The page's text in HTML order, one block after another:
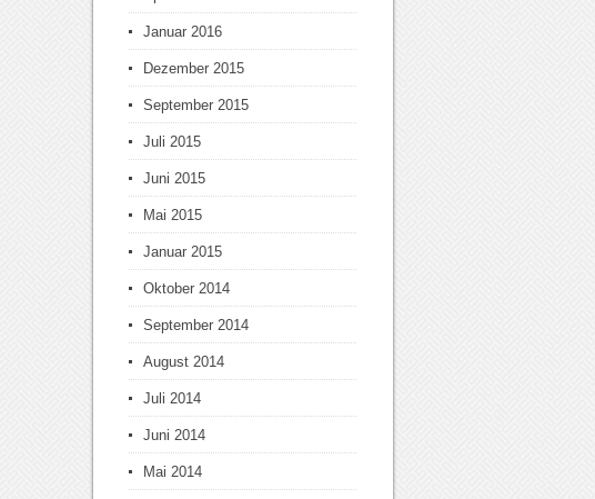
Januar 2016
Dezember 2015
September 2015
Juli 2015
Juni 2015
Mai 2015
Januar 2015
Oktober 2014
September 2014
August 2014
Juli 2014
Juni 2014
Mai 2014